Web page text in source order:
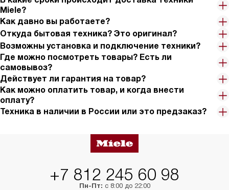
Miele?
Как давно вы работаете?
Откуда бытовая техника? Это оригинал?
Возможны установка и подключение техники?
Где можно посмотреть товары? Есть ли
самовывоз?
Действует ли гарантия на товар?
Как можно оплатить товар, и когда внести
оплату?
Техника в наличии в России или это предзаказ?
+7 812 245 60 98
Пн-Пт: с 8:00 до 22:00